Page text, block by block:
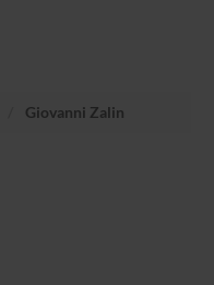
Giovanni Zalin